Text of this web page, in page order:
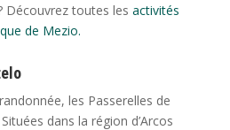
Découvrez toutes les activités
de Mezio.
les Passerelles de
dans la région d’Arcos